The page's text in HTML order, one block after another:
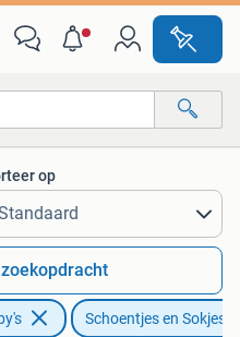
op
Schoentjes en Sokjes